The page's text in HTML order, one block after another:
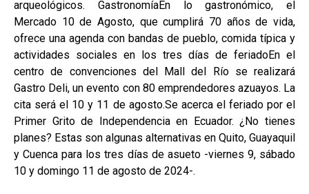
arqueológicos. GastronomíaEn lo gastronómico, el
Mercado 10 de Agosto, que cumplirá 70 años de vida,
ofrece una agenda con bandas de pueblo, comida típica y
actividades sociales en los tres días de feriadoEn el
centro de convenciones del Mall del Río se realizará
Gastro Deli, un evento con 80 emprendedores azuayos. La
cita será el 10 y 11 de agosto.Se acerca el feriado por el
Primer Grito de Independencia en Ecuador. ¿No tienes
planes? Estas son algunas alternativas en Quito, Guayaquil
y Cuenca para los tres días de asueto -viernes 9, sábado
10 y domingo 11 de agosto de 2024-.